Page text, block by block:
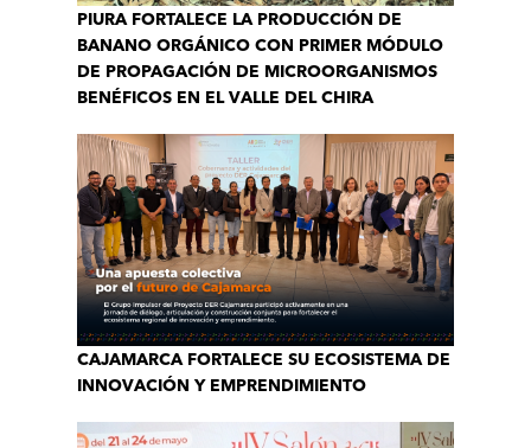
PIURA FORTALECE LA PRODUCCIÓN DE
BANANO ORGÁNICO CON PRIMER MÓDULO
DE PROPAGACIÓN DE MICROORGANISMOS
BENÉFICOS EN EL VALLE DEL CHIRA
CAJAMARCA FORTALECE SU ECOSISTEMA DE
INNOVACIÓN Y EMPRENDIMIENTO